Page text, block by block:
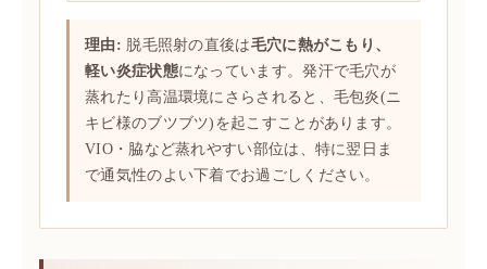
理由: 脱毛照射の直後は毛穴に熱がこもり、
軽い炎症状態になっています。発汗で毛穴が
蒸れたり高温環境にさらされると、毛包炎(ニ
キビ様のブツブツ)を起こすことがあります。
VIO・脇など蒸れやすい部位は、特に翌日ま
で通気性のよい下着でお過ごしください。